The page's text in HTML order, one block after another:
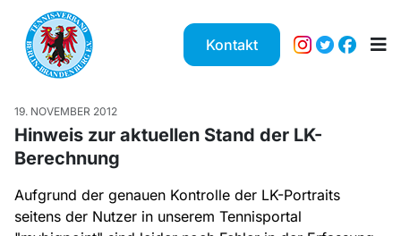
Kontakt
19. NOVEMBER 2012
Hinweis zur aktuellen Stand der LK-
Berechnung
Aufgrund der genauen Kontrolle der LK-Portraits
seitens der Nutzer in unserem Tennisportal